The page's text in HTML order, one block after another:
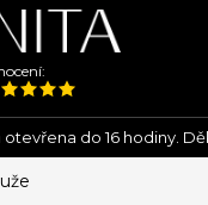
otevřena do 16 hodiny.